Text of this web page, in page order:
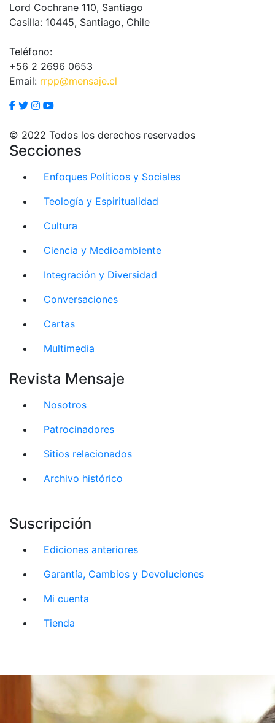
Lord Cochrane 110, Santiago
Casilla: 10445, Santiago, Chile
Teléfono:
+56 2 2696 0653
Email: rrpp@mensaje.cl
© 2022 Todos los derechos reservados
Secciones
Enfoques Políticos y Sociales
Teología y Espiritualidad
Cultura
Ciencia y Medioambiente
Integración y Diversidad
Conversaciones
Cartas
Multimedia
Revista Mensaje
Nosotros
Patrocinadores
Sitios relacionados
Archivo histórico
Suscripción
Ediciones anteriores
Garantía, Cambios y Devoluciones
Mi cuenta
Tienda